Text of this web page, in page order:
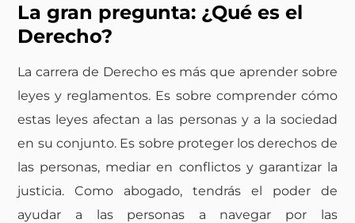
La gran pregunta: ¿Qué es el
Derecho?
La carrera de Derecho es más que aprender sobre
leyes y reglamentos. Es sobre comprender cómo
estas leyes afectan a las personas y a la sociedad
en su conjunto. Es sobre proteger los derechos de
las personas, mediar en conflictos y garantizar la
justicia. Como abogado, tendrás el poder de
ayudar a las personas a navegar por las